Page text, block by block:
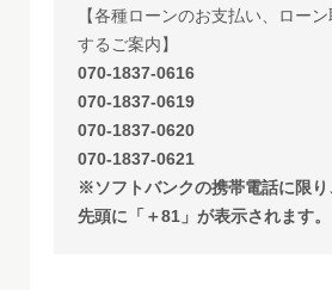
【各種ローンのお支払い、ロー
するご案内】
070-1837-0616
070-1837-0619
070-1837-0620
070-1837-0621
※ソフトバンクの携帯電話に限
先頭に「＋81」が表示されます。